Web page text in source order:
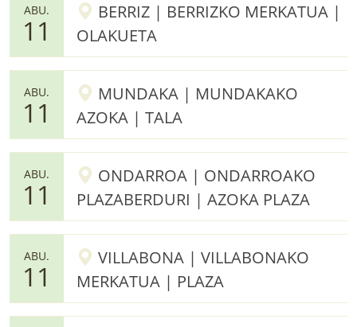
ABU.
11
BERRIZ | BERRIZKO MERKATUA |
OLAKUETA
ABU.
11
MUNDAKA | MUNDAKAKO
AZOKA | TALA
ABU.
11
ONDARROA | ONDARROAKO
PLAZABERDURI | AZOKA PLAZA
ABU.
11
VILLABONA | VILLABONAKO
MERKATUA | PLAZA